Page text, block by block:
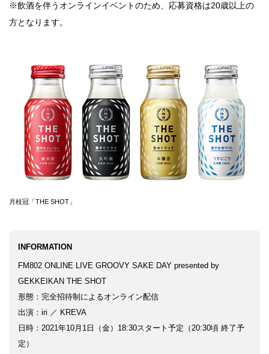
の文
立ったら
するよう
ザインを
の絵で
りどり
文化
バファ
ズのキ
ャップ
※飲酒を伴うオンラインイベントのため、応募資格は20歳以上の
方となります。
月桂冠「THE SHOT」
INFORMATION
FM802 ONLINE LIVE GROOVY SAKE DAY presented by
GEKKEIKAN THE SHOT
形態：完全招待制によるオンライン配信
出演：iri ／ KREVA
日時：2021年10月1日（金）18:30スタート予定（20:30頃 終了予
定）